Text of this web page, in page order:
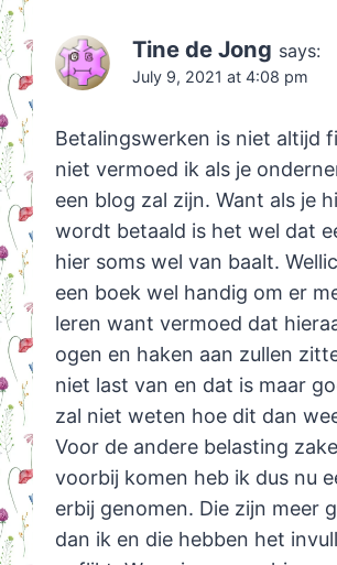
Tine de Jong says:
July 9, 2021 at 4:08 pm
Betalingswerken is niet altijd
niet vermoed ik als je
een blog zal zijn. Want als je
wordt betaald is het wel dat
hier soms wel van baalt.
een boek wel handig om er
leren want vermoed dat
ogen en haken aan zullen
niet last van en dat is maar
zal niet weten hoe dit dan
Voor de andere belasting
voorbij komen heb ik dus nu
erbij genomen. Die zijn meer
dan ik en die hebben het